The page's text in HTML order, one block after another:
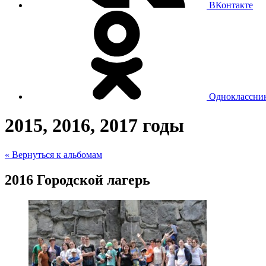
ВКонтакте
2015, 2016, 2017 годы
« Вернуться к альбомам
2016 Городской лагерь